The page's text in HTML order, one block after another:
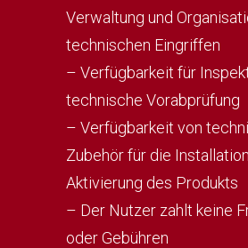
Verwaltung und
technischen Eingriffen
– Verfügbarkeit für
technische Vorabprüfung
– Verfügbarkeit von
Zubehör für die
Aktivierung des Produkts
– Der Nutzer zahlt keine
oder Gebühren